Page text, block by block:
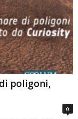
poligoni,
0